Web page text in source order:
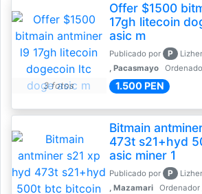
3 fotos
Offer $1500
17gh litecoin
asic m
Publicado por P
, Pacasmayo
1.500 PEN
Bitmain
473t s21+hyd
asic miner 1
Publicado por P
, Mazamari